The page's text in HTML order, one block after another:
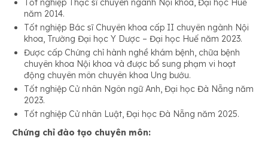
Tốt nghiệp Thạc sĩ chuyên ngành Nội khoa, Đại học Huế
năm 2014.
Tốt nghiệp Bác sĩ Chuyên khoa cấp II chuyên ngành Nội
khoa, Trường Đại học Y Dược – Đại học Huế năm 2023.
Được cấp Chứng chỉ hành nghề khám bệnh, chữa bệnh
chuyên khoa Nội khoa và được bổ sung phạm vi hoạt
động chuyên môn chuyên khoa Ung bướu.
Tốt nghiệp Cử nhân Ngôn ngữ Anh, Đại học Đà Nẵng năm
2023.
Tốt nghiệp Cử nhân Luật, Đại học Đà Nẵng năm 2025.
Chứng chỉ đào tạo chuyên môn: